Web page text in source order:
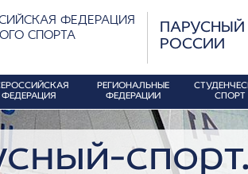
ФЕДЕРАЦИЯ
СПОРТА
ПАРУСНЫЙ
РОССИИ
ФЕДЕРАЦИЯ
РЕГИОНАЛЬНЫЕ
ФЕДЕРАЦИИ
СПОРТ